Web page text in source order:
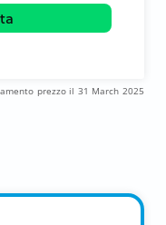
prezzo il 31 March 2025